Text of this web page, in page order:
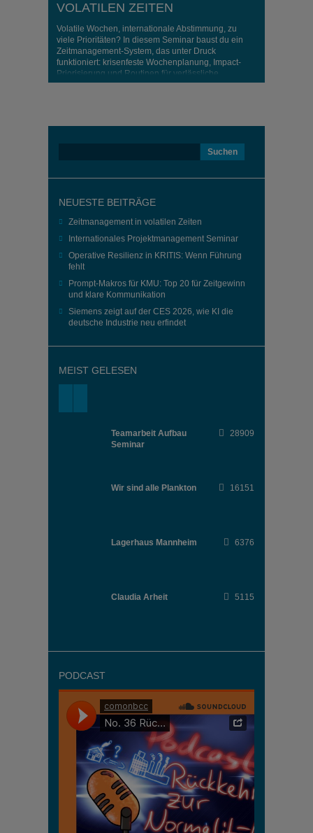
VOLATILEN ZEITEN
Volatile Wochen, internationale Abstimmung, zu
viele Prioritäten? In diesem Seminar baust du ein
Zeitmanagement-System, das unter Druck
funktioniert: krisenfeste Wochenplanung, Impact-
Priorisierung und Routinen für verlässliche
Umsetzung
NEUESTE BEITRÄGE
Zeitmanagement in volatilen Zeiten
Internationales Projektmanagement Seminar
Operative Resilienz in KRITIS: Wenn Führung
fehlt
Prompt-Makros für KMU: Top 20 für Zeitgewinn
und klare Kommunikation
Siemens zeigt auf der CES 2026, wie KI die
deutsche Industrie neu erfindet
MEIST GELESEN
Teamarbeit Aufbau
Seminar
28909
Wir sind alle Plankton 16151
Lagerhaus Mannheim 6376
Claudia Arheit 5115
PODCAST